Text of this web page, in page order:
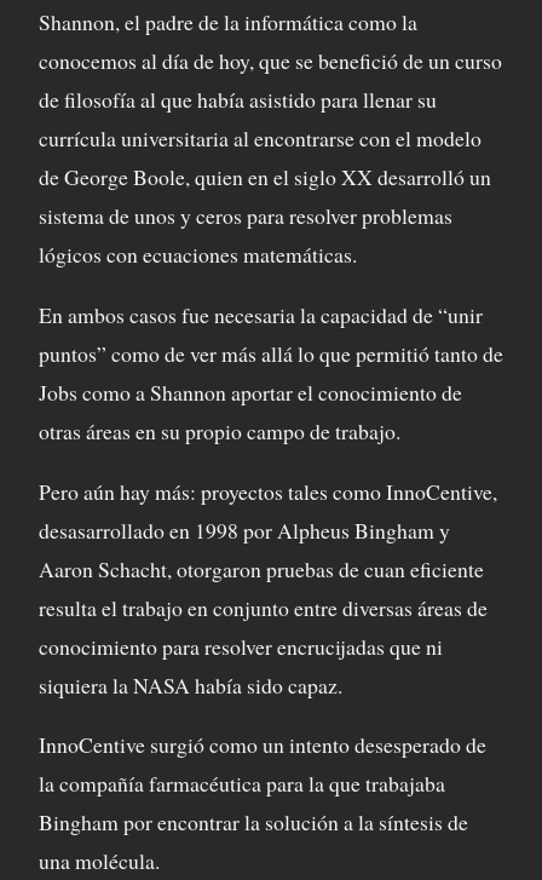
Shannon, el padre de la informática como la
conocemos al día de hoy, que se benefició de un curso
de filosofía al que había asistido para llenar su
currícula universitaria al encontrarse con el modelo
de George Boole, quien en el siglo XX desarrolló un
sistema de unos y ceros para resolver problemas
lógicos con ecuaciones matemáticas.
En ambos casos fue necesaria la capacidad de “unir
puntos” como de ver más allá lo que permitió tanto de
Jobs como a Shannon aportar el conocimiento de
otras áreas en su propio campo de trabajo.
Pero aún hay más: proyectos tales como InnoCentive,
desasarrollado en 1998 por Alpheus Bingham y
Aaron Schacht, otorgaron pruebas de cuan eficiente
resulta el trabajo en conjunto entre diversas áreas de
conocimiento para resolver encrucijadas que ni
siquiera la NASA había sido capaz.
InnoCentive surgió como un intento desesperado de
la compañía farmacéutica para la que trabajaba
Bingham por encontrar la solución a la síntesis de
una molécula.